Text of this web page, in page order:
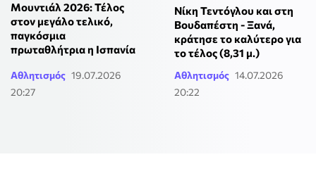
Μουντιάλ 2026: Τέλος
στον μεγάλο τελικό,
παγκόσμια
πρωταθλήτρια η Ισπανία
Αθλητισμός 19.07.2026
20:27
Νίκη Τεντόγλου και στη
Βουδαπέστη - Ξανά,
κράτησε το καλύτερο για
το τέλος (8,31 μ.)
Αθλητισμός 14.07.2026
20:22